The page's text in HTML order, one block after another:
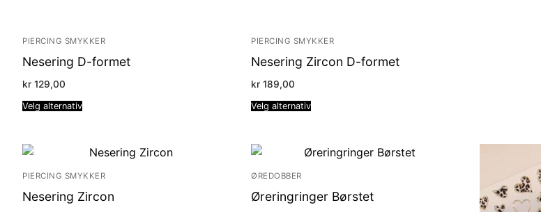
PIERCING SMYKKER
Nesering D-formet
kr 129,00
Velg alternativ
PIERCING SMYKKER
Nesering Zircon D-formet
kr 189,00
Velg alternativ
PIERCING SMYKKER
Nesering Zircon
ØREDOBBER
Øreringringer Børstet